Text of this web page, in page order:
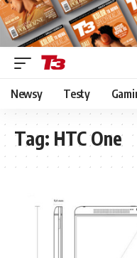
Newsy Testy
Tag: HTC One